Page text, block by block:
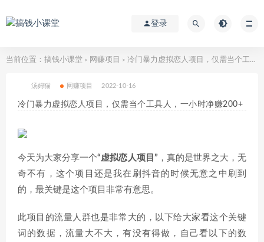
登录
当前位置： 搞钱小课堂 > 网赚项目 > 冷门暴力虚拟恋人项目，仅需当个工具人，一小时净赚200+
汤姆猫 网赚项目 2022-10-16
冷门暴力虚拟恋人项目，仅需当个工具人，一小时净赚200+
今天为大家分享一个“虚拟恋人项目”，真的是世界之大，无
奇不有，这个项目还是我在刷抖音的时候无意之中刷到
的，最关键是这个项目非常有意思。
此项目的流量人群也是非常大的，以下给大家看这个关键
词的数据，流量大不大，有没有得做，自己看以下的数